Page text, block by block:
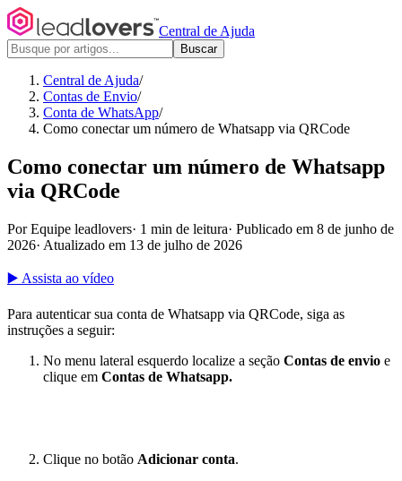
Central de Ajuda
Buscar
Central de Ajuda/
Contas de Envio/
Conta de WhatsApp/
Como conectar um número de Whatsapp via QRCode
Como conectar um número de Whatsapp
via QRCode
Por Equipe leadlovers· 1 min de leitura· Publicado em 8 de junho de
2026· Atualizado em 13 de julho de 2026
▶️ Assista ao vídeo
Para autenticar sua conta de Whatsapp via QRCode, siga as
instruções a seguir:
No menu lateral esquerdo localize a seção Contas de envio e
clique em Contas de Whatsapp.
Clique no botão Adicionar conta.